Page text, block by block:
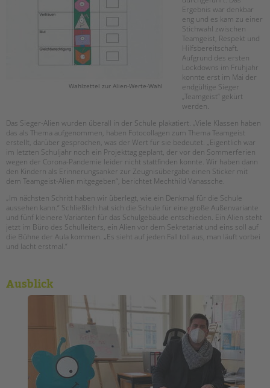
Wahlzettel zur Alien-Werte-Wahl
Ergebnis war denkbar
eng und es kam zu einer
Stichwahl zwischen
Teamgeist, Respekt und
Hilfsbereitschaft.
Aufgrund des ersten
Lockdowns im Frühjahr
konnte erst im Mai der
endgültige Sieger
„Teamgeist“ gekürt
werden.
Das Sieger-Alien wurden überall in der Schule plakatiert. „Viele Klassen haben
das als Thema aufgenommen, haben Fotocollagen zum Thema Teamgeist
erstellt, darüber gesprochen, was der Wert für sie bedeutet. „Eigentlich war
im letzten Schuljahr noch ein Projekttag geplant, der vor den Sommerferien
wegen der Corona-Pandemie leider nicht stattfinden konnte. Wir haben dann
den Kindern als Erinnerungsanker zur Zeugnisübergabe einen Sticker mit
dem Teamgeist-Alien mitgegeben“, berichtet Mechthild Vanassche.
„Im nächsten Schritt haben wir überlegt, wie ein Denkmal für die Schule
aussehen kann.“ Schließlich hat sich die Schule für eine große Außenvariante
und fünf kleinere Varianten für das Schulgebäude entschieden. Ein Alien steht
jetzt im Büro des Schulleiters, ein Alien vor dem Sekretariat und eins soll auf
die Bühne der Aula kommen. „Es sieht auf jeden Fall toll aus, man läuft vorbei
und lacht erstmal.“
Ausblick